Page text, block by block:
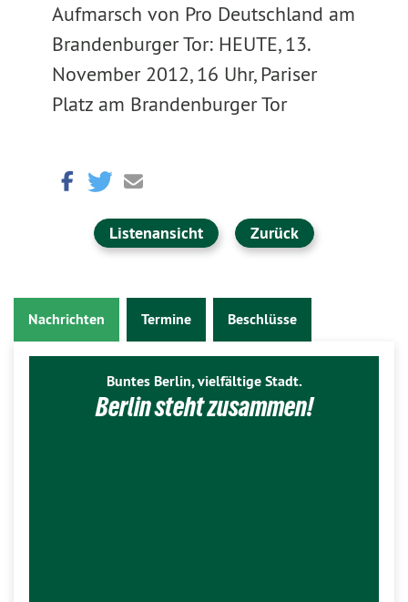
Aufmarsch von Pro Deutschland am
Brandenburger Tor: HEUTE, 13.
November 2012, 16 Uhr, Pariser
Platz am Brandenburger Tor
Listenansicht Zurück
Nachrichten Termine Beschlüsse
Buntes Berlin, vielfältige Stadt.
Berlin steht zusammen!